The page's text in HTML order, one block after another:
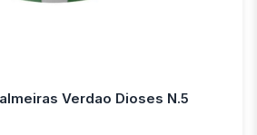
Verdao Dioses N.5